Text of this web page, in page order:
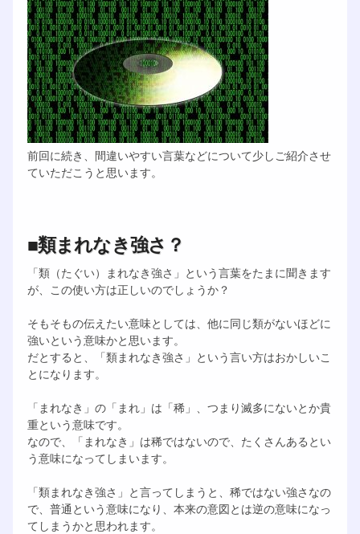
前回に続き、間違いやすい言葉などについて少しご紹介させ
ていただこうと思います。
■類まれなき強さ？
「類（たぐい）まれなき強さ」という言葉をたまに聞きます
が、この使い方は正しいのでしょうか？
そもそもの伝えたい意味としては、他に同じ類がないほどに
強いという意味かと思います。
だとすると、「類まれなき強さ」という言い方はおかしいこ
とになります。
「まれなき」の「まれ」は「稀」、つまり滅多にないとか貴
重という意味です。
なので、「まれなき」は稀ではないので、たくさんあるとい
う意味になってしまいます。
「類まれなき強さ」と言ってしまうと、稀ではない強さなの
で、普通という意味になり、本来の意図とは逆の意味になっ
てしまうかと思われます。